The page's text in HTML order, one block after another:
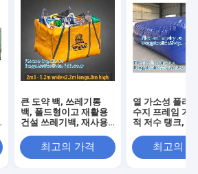
큰 도약 백, 쓰레기통
백, 폴드형이고 재활용
건설 쓰레기백, 재사용
항
최고의 가격
열 가소성 폴리
수지 프레임 가
적 저수 탱크, 액
장, 블래더 가방
운송
최고의